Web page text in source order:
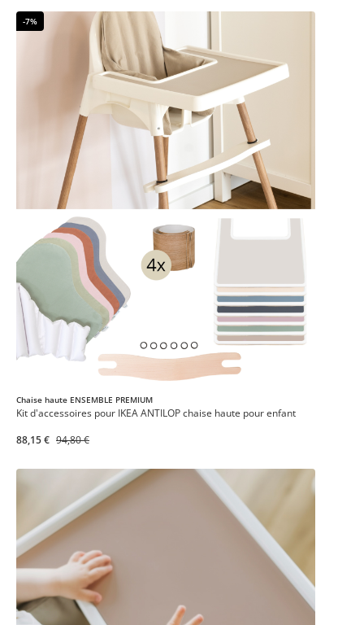
-7%
Chaise haute ENSEMBLE PREMIUM
Kit d'accessoires pour IKEA ANTILOP chaise haute pour enfant
88,15 € 94,80 €